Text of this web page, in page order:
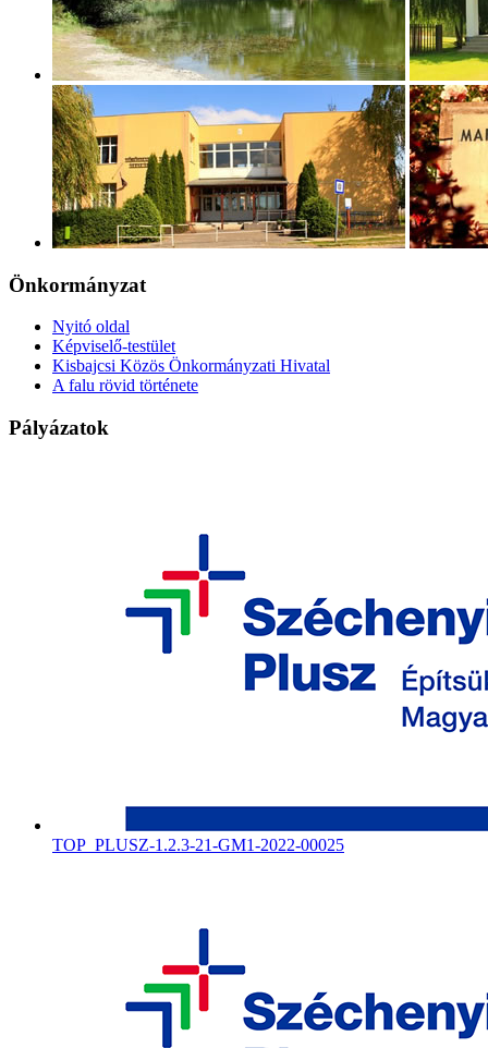
Önkormányzat
Nyitó oldal
Képviselő-testület
Kisbajcsi Közös Önkormányzati Hivatal
A falu rövid története
Pályázatok
TOP_PLUSZ-1.2.3-21-GM1-2022-00025